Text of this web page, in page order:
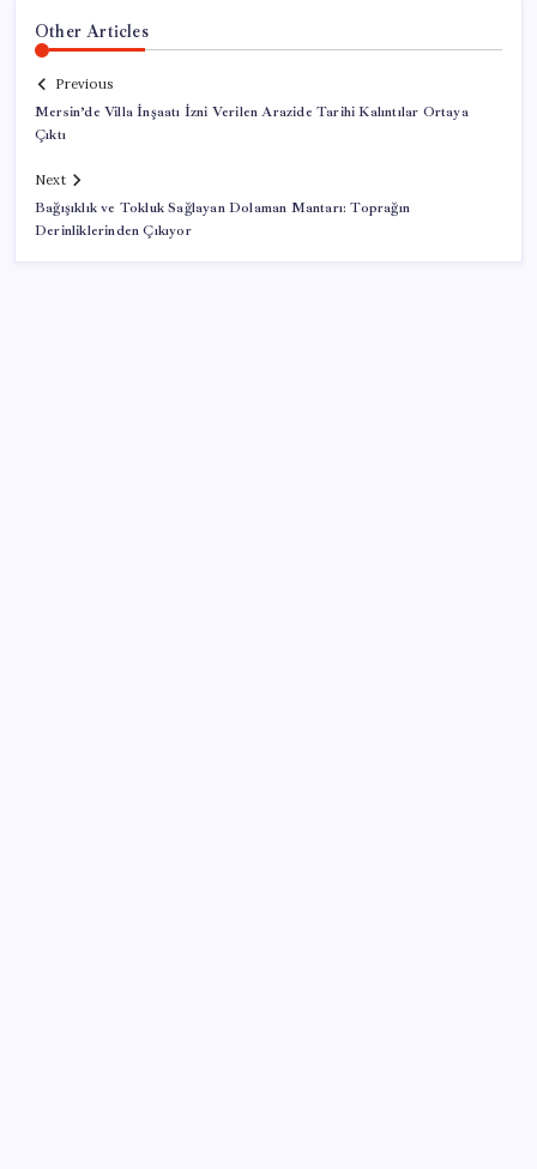
Other Articles
Previous
Mersin’de Villa İnşaatı İzni Verilen Arazide Tarihi Kalıntılar Ortaya
Çıktı
Next
Bağışıklık ve Tokluk Sağlayan Dolaman Mantarı: Toprağın
Derinliklerinden Çıkıyor